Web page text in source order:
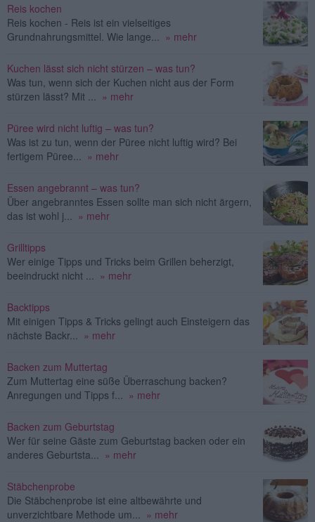
Reis kochen
Reis kochen - Reis ist ein vielseitiges
Grundnahrungsmittel. Wie lange...
» mehr
Kuchen lässt sich nicht stürzen – was tun?
Was tun, wenn sich der Kuchen nicht aus der Form
stürzen lässt? Mit ...
» mehr
Püree wird nicht luftig – was tun?
Was ist zu tun, wenn der Püree nicht luftig wird? Bei
fertigem Püree...
» mehr
Essen angebrannt – was tun?
Über angebranntes Essen sollte man sich nicht ärgern,
das ist wohl j...
» mehr
Grilltipps
Wer einige Tipps und Tricks beim Grillen beherzigt,
beeindruckt nicht ...
» mehr
Backtipps
Mit einigen Tipps & Tricks gelingt auch Einsteigern das
nächste Backr...
» mehr
Backen zum Muttertag
Zum Muttertag eine süße Überraschung backen?
Anregungen und Tipps f...
» mehr
Backen zum Geburtstag
Wer für seine Gäste zum Geburtstag backen oder ein
anderes Geburtsta...
» mehr
Stäbchenprobe
Die Stäbchenprobe ist eine altbewährte und
unverzichtbare Methode um...
» mehr